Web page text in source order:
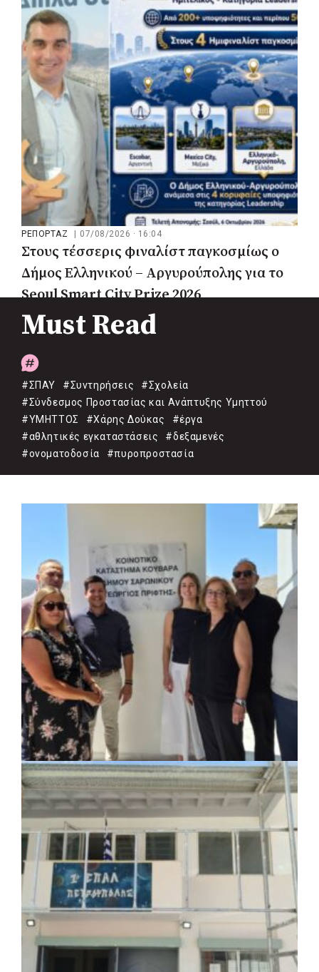
βιοασφάλειας στις 13 Περιφέρειες της
χώρας
ΡΕΠΟΡΤΑΖ | 07/08/2026 · 16:04
Στους τέσσερις φιναλίστ παγκοσμίως ο
Δήμος Ελληνικού – Αργυρούπολης για το
Seoul Smart City Prize 2026
Must Read
#ΣΠΑΥ #Συντηρήσεις
#Σχολεία
#Σύνδεσμος Προστασίας και Ανάπτυξης Υμηττού
#ΥΜΗΤΤΟΣ
#Χάρης Δούκας
#έργα
#αθλητικές εγκαταστάσεις
#δεξαμενές
#ονοματοδοσία
#πυροπροστασία
ΚΟΙΝΩΝΙΑ | 07/08/2026 · 18:01
Το Δημοτικό Κατάστημα Κουβαρά φέρει
πλέον το όνομα «Γεώργιος Πρίφτης»